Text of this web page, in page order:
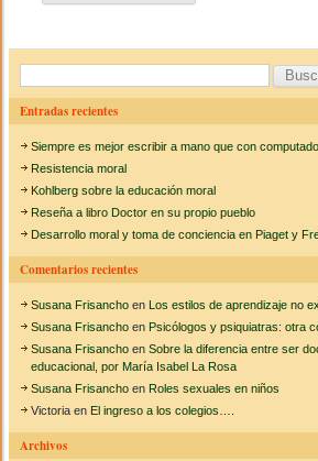
u
c
a
Entradas recientes
Siempre es mejor escribir a mano que con
Resistencia moral
Kohlberg sobre la educación moral
Reseña a libro Doctor en su propio pueblo
Desarrollo moral y toma de conciencia en Piaget y
Comentarios recientes
Susana Frisancho enLos estilos de aprendizaje no
Susana Frisancho enPsicólogos y psiquiatras: otra
Susana Frisancho enSobre la diferencia entre ser
educacional, por María Isabel La Rosa
Susana Frisancho enRoles sexuales en niños
Victoria enEl ingreso a los colegios….
Archivos